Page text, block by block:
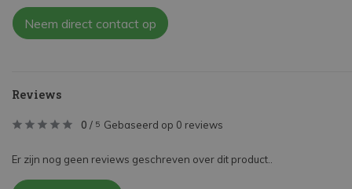
Neem direct contact op
Reviews
0 / 5 Gebaseerd op 0 reviews
Er zijn nog geen reviews geschreven over dit product..